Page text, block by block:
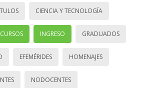
CIENCIA Y TECNOLOGÍA
CURSOS INGRESO GRADUADOS
EFEMÉRIDES HOMENAJES
NODOCENTES